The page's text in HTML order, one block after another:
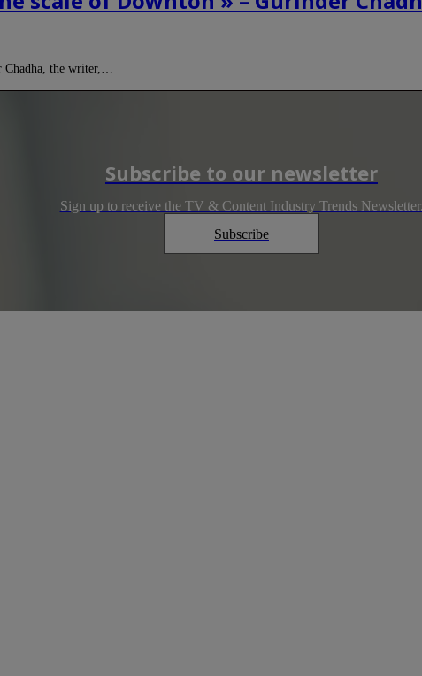
the writer,…
Subscribe to our newsletter
Sign up to receive the TV & Content Industry Trends Newsletter.
Subscribe